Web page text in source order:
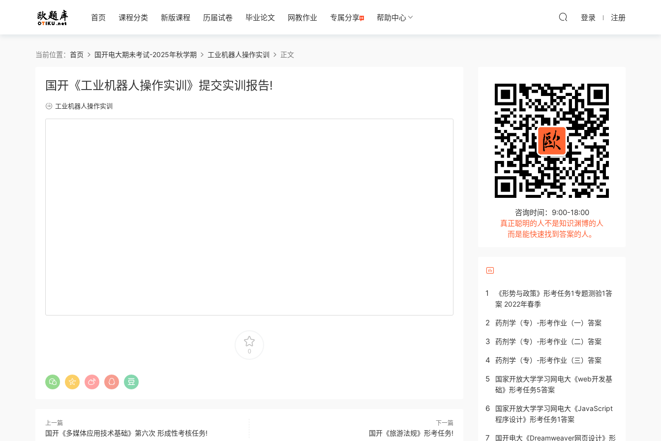
首页 课程分类 新版课程 历届试卷 毕业论文 网教作业 专属分享 帮助中心 登录 注册
当前位置： 首页 国开电大期未考试-2025年秋学期 工业机器人操作实训 正文
国开《工业机器人操作实训》提交实训报告!
工业机器人操作实训
0
上一篇
国开《多媒体应用技术基础》第六次 形成性考核任务!
下一篇
国开《旅游法规》形考任务!
咨询时间：9:00-18:00
真正聪明的人不是知识渊博的人
而是能快速找到答案的人。
1
《形势与政策》形考任务1专题测验1答
案 2022年春季
2 药剂学（专）-形考作业（一）答案
3 药剂学（专）-形考作业（二）答案
4 药剂学（专）-形考作业（三）答案
5
国家开放大学学习网电大《web开发基
础》形考任务5答案
6
国家开放大学学习网电大《JavaScript
程序设计》形考任务1答案
7 国开电大《Dreamweaver网页设计》形